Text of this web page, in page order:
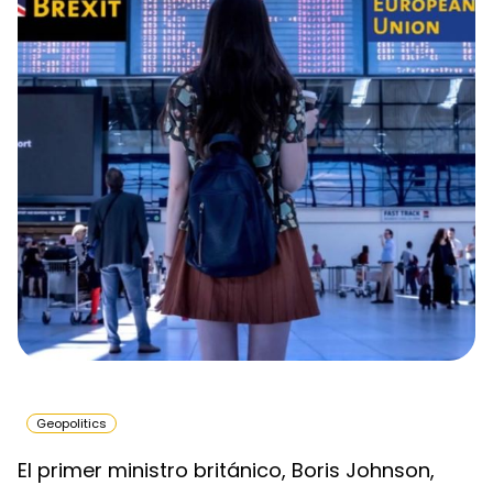
Geopolitics
El primer ministro británico, Boris Johnson,